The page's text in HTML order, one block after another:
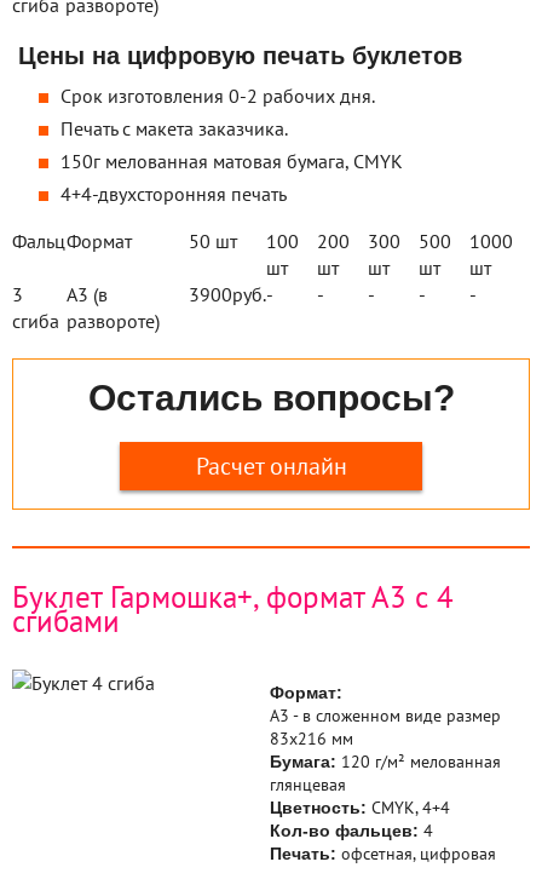
сгиба развороте)
Цены на цифровую печать буклетов
Срок изготовления 0-2 рабочих дня.
Печать с макета заказчика.
150г мелованная матовая бумага, CMYK
4+4-двухсторонняя печать
ФальцФормат 50 шт
100
шт
200
шт
300
шт
500
шт
1000
шт
3
сгиба
А3 (в
развороте)
3900руб.- - - - -
Остались вопросы?
Расчет онлайн
Буклет Гармошка+, формат А3 с 4
сгибами
Формат:
А3 - в сложенном виде размер
83х216 мм
Бумага: 120 г/м² мелованная
глянцевая
Цветность: CMYK, 4+4
Кол-во фальцев: 4
Печать: офсетная, цифровая